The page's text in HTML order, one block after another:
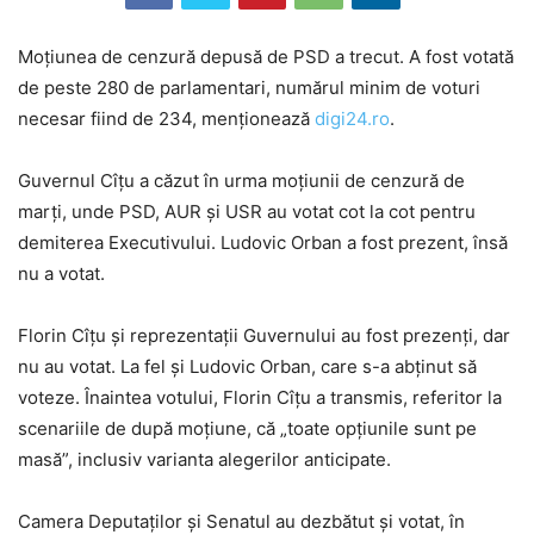
Moțiunea de cenzură depusă de PSD a trecut. A fost votată
de peste 280 de parlamentari, numărul minim de voturi
necesar fiind de 234, menționează digi24.ro.
Guvernul Cîţu a căzut în urma moţiunii de cenzură de
marţi, unde PSD, AUR şi USR au votat cot la cot pentru
demiterea Executivului. Ludovic Orban a fost prezent, însă
nu a votat.
Florin Cîţu şi reprezentaţii Guvernului au fost prezenţi, dar
nu au votat. La fel şi Ludovic Orban, care s-a abţinut să
voteze. Înaintea votului, Florin Cîţu a transmis, referitor la
scenariile de după moţiune, că „toate opţiunile sunt pe
masă”, inclusiv varianta alegerilor anticipate.
Camera Deputaţilor şi Senatul au dezbătut şi votat, în